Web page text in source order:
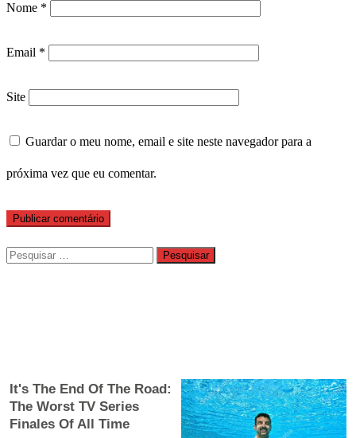
Nome *
Email *
Site
Guardar o meu nome, email e site neste navegador para a
próxima vez que eu comentar.
Pesquisar
por: